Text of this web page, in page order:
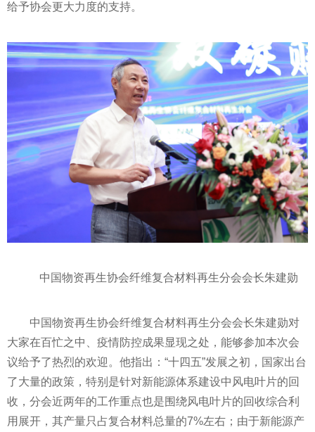
给予协会更大力度的支持。
中国物资再生协会纤维复合材料再生分会会长朱建勋
中国物资再生协会纤维复合材料再生分会会长朱建勋对
大家在百忙之中、 疫情防控成果显现之处，能够参加本次会
议给予了热烈的欢迎。他指出：“十四五”发展之初， 国家出台
了大量的政策，特别是针对新能源体系建设中风电叶片的回
收，分会近两年的工作重点也是围绕风电叶片的回收综合利
用展开，其产量只占复合材料总量的7%左右；由于新能源产